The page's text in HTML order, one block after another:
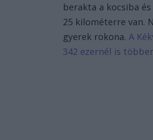
berakta a kocsiba
25 kilométerre van.
gyerek rokona.A
342 ezernél is